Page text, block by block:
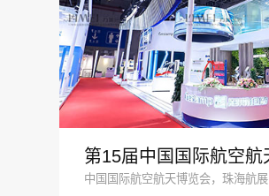
中国国际航空航天博览会，珠海航展